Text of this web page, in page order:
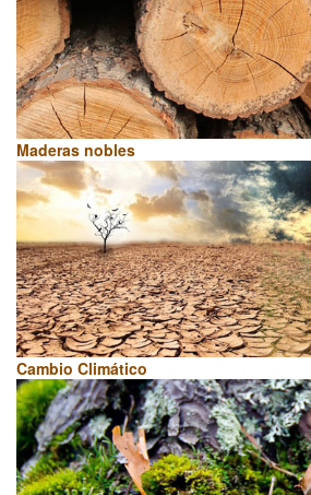
Maderas nobles
Cambio Climático